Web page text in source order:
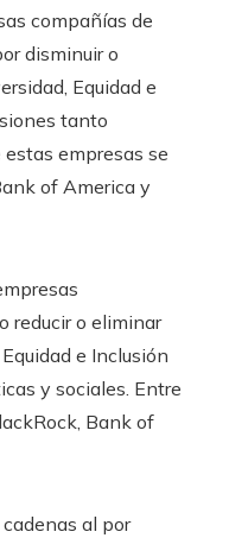
compañías de
disminuir o
Equidad e
tanto
empresas se
of America y
reducir o eliminar
e Inclusión
y sociales. Entre
Bank of
al por